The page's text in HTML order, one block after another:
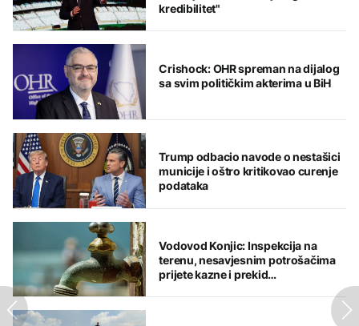
kredibilitet"
Crishock: OHR spreman na dijalog
sa svim političkim akterima u BiH
Trump odbacio navode o nestašici
municije i oštro kritikovao curenje
podataka
Vodovod Konjic: Inspekcija na
terenu, nesavjesnim potrošačima
prijete kazne i prekid